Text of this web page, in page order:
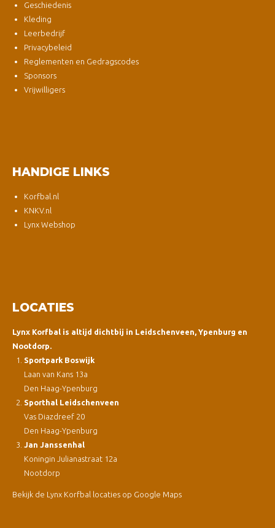
Geschiedenis
Kleding
Leerbedrijf
Privacybeleid
Reglementen en Gedragscodes
Sponsors
Vrijwilligers
HANDIGE LINKS
Korfbal.nl
KNKV.nl
Lynx Webshop
LOCATIES
Lynx Korfbal is altijd dichtbij in Leidschenveen, Ypenburg en
Nootdorp.
Sportpark Boswijk
Laan van Kans 13a
Den Haag-Ypenburg
Sporthal Leidschenveen
Vas Diazdreef 20
Den Haag-Ypenburg
Jan Janssenhal
Koningin Julianastraat 12a
Nootdorp
Bekijk de Lynx Korfbal locaties op Google Maps